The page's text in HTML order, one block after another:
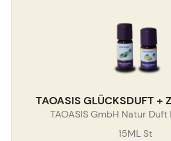
TAOASIS GLÜCKSDUFT +
TAOASIS GmbH Natur
15ML St